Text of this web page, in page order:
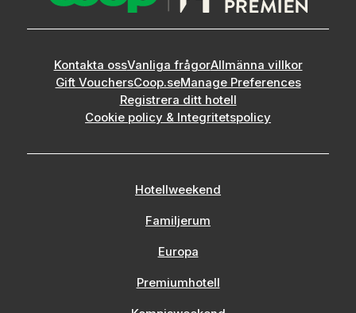
Kontakta ossVanliga frågorAllmänna villkor
Gift VouchersCoop.seManage Preferences
Registrera ditt hotell
Cookie policy & Integritetspolicy
Hotellweekend
Familjerum
Europa
Premiumhotell